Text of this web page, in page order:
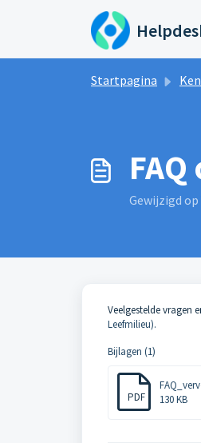
Doorgaan naar
Startpagina
Gewijzigd op
Veelgestelde vragen
Leefmilieu).
Bijlagen (1)
PDF
130 KB